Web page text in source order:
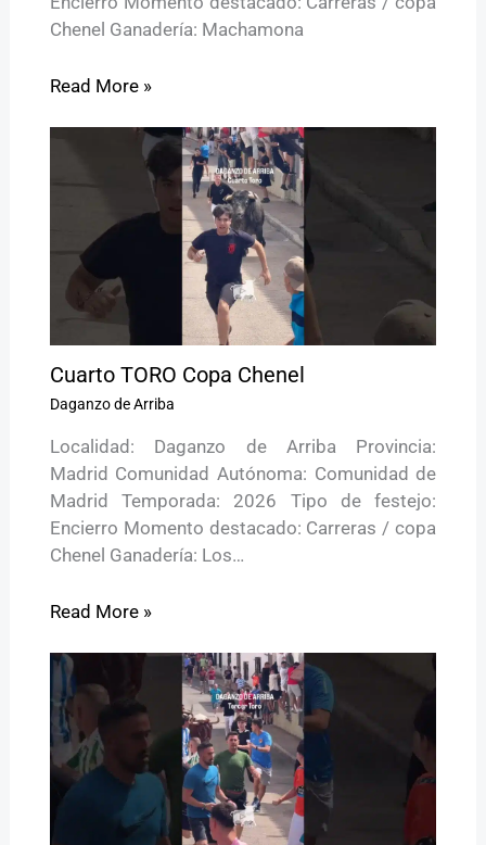
Chenel Ganadería: Machamona
Read More »
Cuarto TORO Copa Chenel
Daganzo de Arriba
Localidad: Daganzo de Arriba Provincia:
Madrid Comunidad Autónoma: Comunidad de
Madrid Temporada: 2026 Tipo de festejo:
Encierro Momento destacado: Carreras / copa
Chenel Ganadería: Los…
Read More »